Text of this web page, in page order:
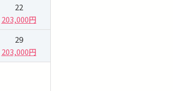
22
203,000円
29
203,000円